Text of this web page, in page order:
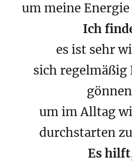
um meine
Ich
es ist sehr
sich regelmäßig
um im Alltag
durchstarten
Es